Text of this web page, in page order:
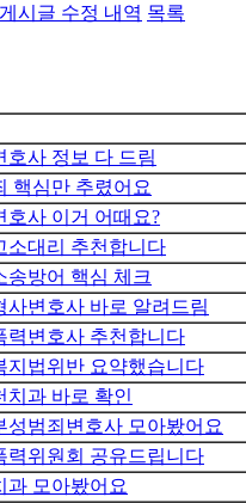
게시글 수정 내역 목록
호사 정보 다 드림
핵심만 추렸어요
호사 이거 어때요?
소대리 추천합니다
송방어 핵심 체크
사변호사 바로 알려드림
력변호사 추천합니다
지법위반 요약했습니다
치과 바로 확인
성범죄변호사 모아봤어요
력위원회 공유드립니다
과 모아봤어요